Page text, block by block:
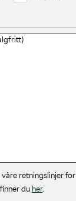
retningslinjer for
du her.